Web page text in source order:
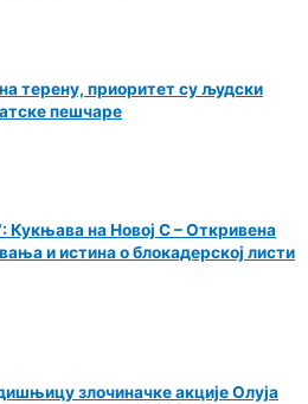
терену, приоритет су људски
пешчаре
Кукњава на Новој С – Откривена
и истина о блокадерској листи
злочиначке акције Олуја